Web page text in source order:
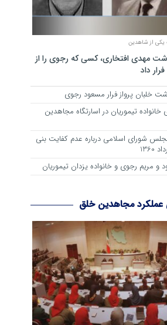
از شاهدین
مهدی افتخاری، کسی که رجوی را از
داد
خلبان پرواز فرار مسعود رجوی
خانواده تیموریان در اسارتگاه مجاهدین
شورای اسلامی درباره عدم كفایت بنی
و مریم رجوی و خانواده یزدان تیموریان
عملکرد مجاهدین خلق